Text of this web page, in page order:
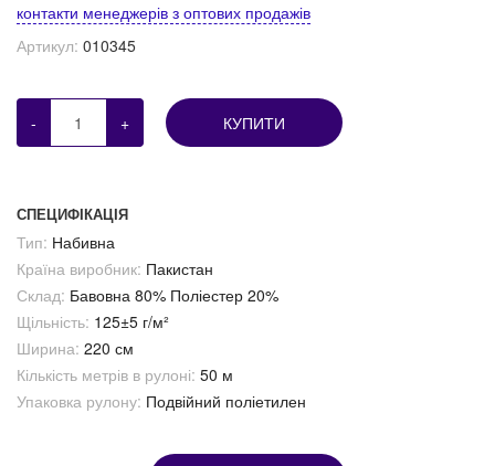
контакти менеджерів з оптових продажів
Артикул: 010345
- + КУПИТИ
СПЕЦИФІКАЦІЯ
Тип: Набивна
Країна виробник: Пакистан
Склад: Бавовна 80% Поліестер 20%
Щільність: 125±5 г/м²
Ширина: 220 см
Кількість метрів в рулоні: 50 м
Упаковка рулону: Подвійний поліетилен